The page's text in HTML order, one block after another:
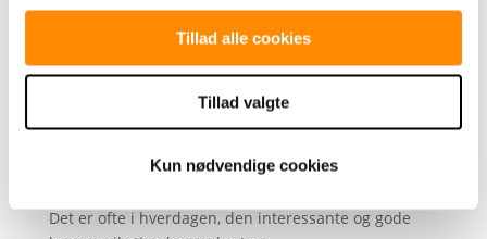
Tillad alle cookies
Tillad valgte
Kun nødvendige cookies
færre om dagen end året før....
læs mere
Kan jeres kommunikation mærkes?
Det er ofte i hverdagen, den interessante og gode